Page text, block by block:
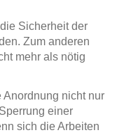
Sicherheit der
Zum anderen
mehr als nötig
nicht nur
einer
sich die Arbeiten